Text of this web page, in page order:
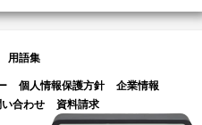
用語集
個人情報保護方針
企業情報
い合わせ 資料請求